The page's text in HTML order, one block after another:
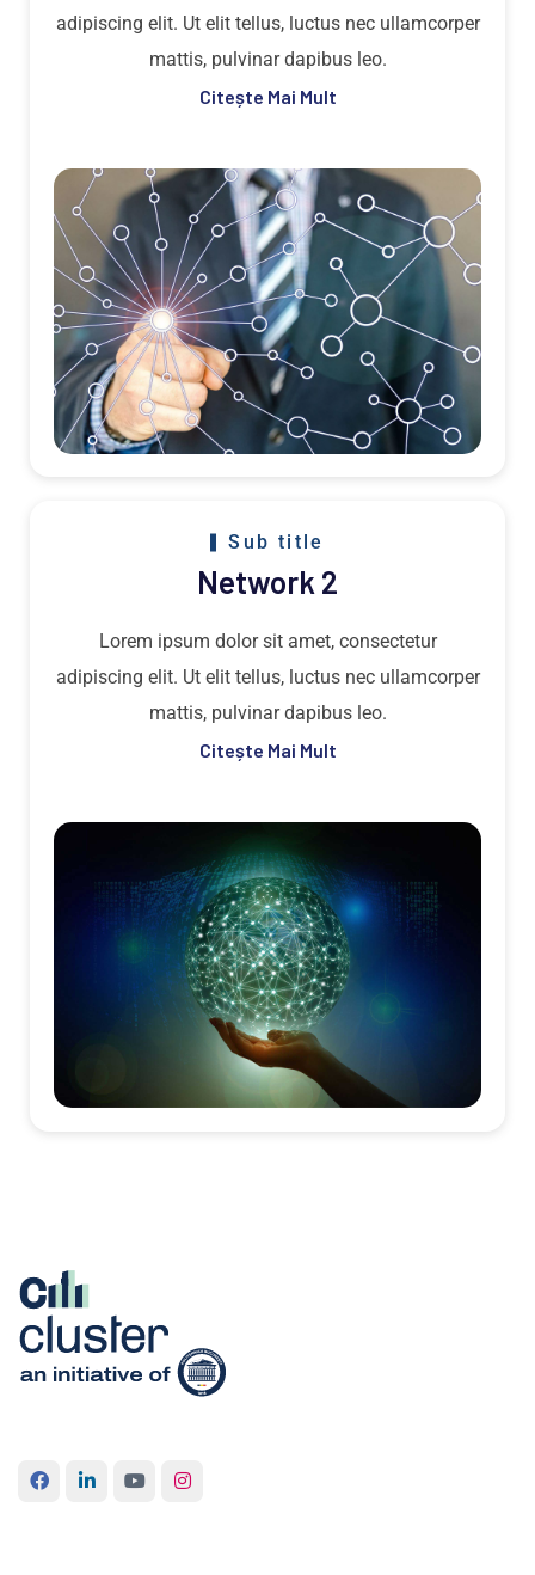
adipiscing elit. Ut elit tellus, luctus nec ullamcorper
mattis, pulvinar dapibus leo.
Citește Mai Mult
Sub title
Network 2
Lorem ipsum dolor sit amet, consectetur
adipiscing elit. Ut elit tellus, luctus nec ullamcorper
mattis, pulvinar dapibus leo.
Citește Mai Mult